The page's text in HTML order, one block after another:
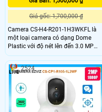
Giá gốc: 1,700,000 ₫
Camera CS-H4-R201-1H3WKFL là
một loại camera có dạng Dome
Plastic với độ nét lên đến 3.0 MP
cho hình ảnh rõ nét. Camera cũng
cho phép giám sát trong màu sắc
giúp hiển thị hình ảnh chất lượng tốt
dù trong điều kiện ánh sáng yếu Đây
là một lựa chọn tuyệt vời cho việc
an ninh và giám sát trong văn
phòng hoặc các khu vực khác
2524